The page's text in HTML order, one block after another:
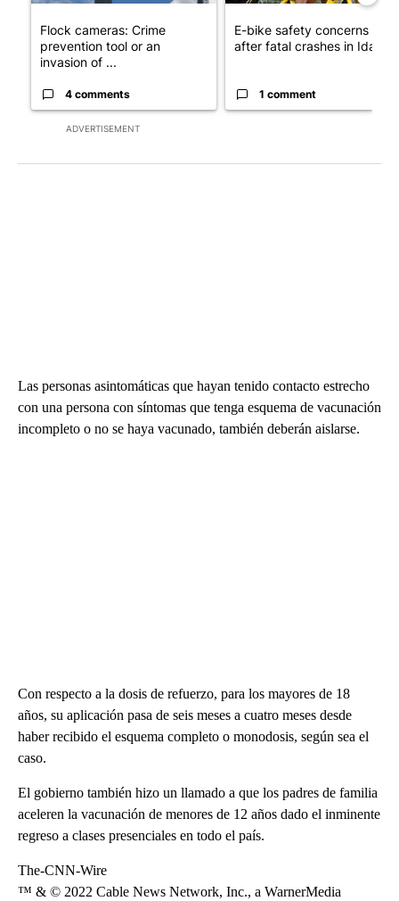
ADVERTISEMENT
Flock cameras: Crime
prevention tool or an
invasion of ...
4 comments
E-bike safety concerns
after fatal crashes in Idah...
1 comment
Las personas asintomáticas que hayan tenido contacto estrecho
con una persona con síntomas que tenga esquema de vacunación
incompleto o no se haya vacunado, también deberán aislarse.
Con respecto a la dosis de refuerzo, para los mayores de 18
años, su aplicación pasa de seis meses a cuatro meses desde
haber recibido el esquema completo o monodosis, según sea el
caso.
El gobierno también hizo un llamado a que los padres de familia
aceleren la vacunación de menores de 12 años dado el inminente
regreso a clases presenciales en todo el país.
The-CNN-Wire
™ & © 2022 Cable News Network, Inc., a WarnerMedia